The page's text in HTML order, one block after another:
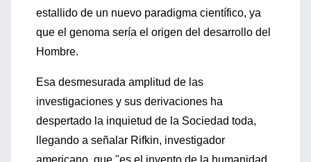
estallido de un nuevo paradigma científico, ya
que el genoma sería el origen del desarrollo del
Hombre.
Esa desmesurada amplitud de las
investigaciones y sus derivaciones ha
despertado la inquietud de la Sociedad toda,
llegando a señalar Rifkin, investigador
americano, que "es el invento de la humanidad